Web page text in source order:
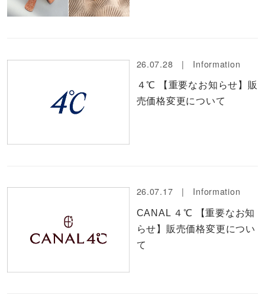
26.07.28 | Information
４℃ 【重要なお知らせ】販
売価格変更について
26.07.17 | Information
CANAL ４℃ 【重要なお知
らせ】販売価格変更につい
て